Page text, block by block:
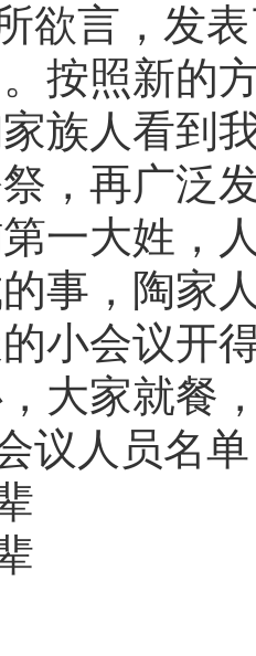
欲言，发
按照新的
族人看到
，再广泛
一大姓，
事，陶家
小会议开
大家就餐
议人员名单